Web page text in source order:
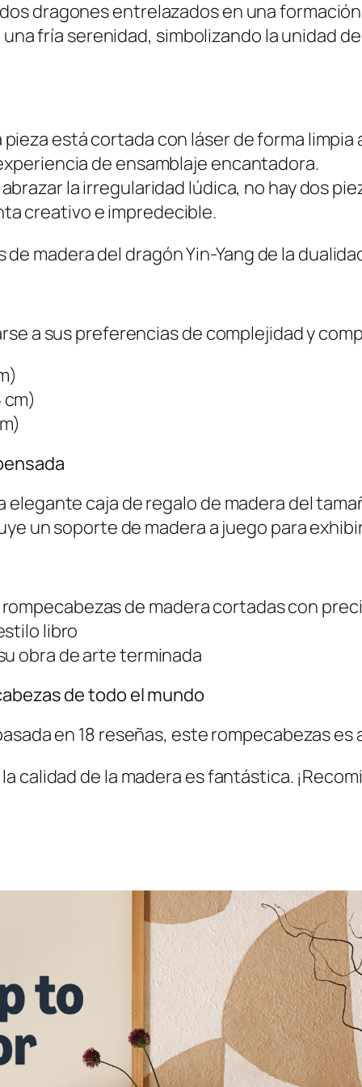
dragones entrelazados en una
fría serenidad, simbolizando la unidad
está cortada con láser de forma
de ensamblaje encantadora.
la irregularidad lúdica, no hay dos
creativo e impredecible.
a sus preferencias de complejidad y
caja de regalo de madera del
un soporte de madera a juego para
de madera cortadas con
libro
obra de arte terminada
de todo el mundo
en 18 reseñas, este rompecabezas
calidad de la madera es fantástica.